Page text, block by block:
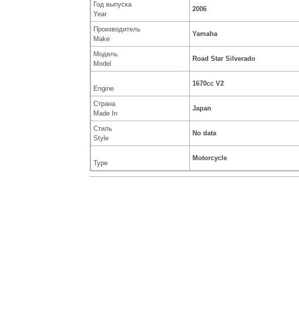
Год выпуска
Year
2006
Производитель
Make
Yamaha
Модель
Model
Road Star Silverado
Engine
1670cc V2
Страна
Made In
Japan
Стиль
Style
No data
Type
Motorcycle